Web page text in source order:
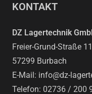
KONTAKT
DZ Lagertechnik
Freier-Grund-Straße
57299 Burbach
E-Mail: info@dz-
Telefon: 02736 / 200